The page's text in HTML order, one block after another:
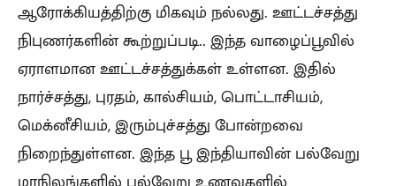
ஆரோக்கியத்திற்கு மிகவும் நல்லது. ஊட்டச்சத்து
நிபுணர்களின் கூற்றுப்படி.. இந்த வாழைப்பூவில்
ஏராளமான ஊட்டச்சத்துக்கள் உள்ளன. இதில்
நார்ச்சத்து, புரதம், கால்சியம், பொட்டாசியம்,
மெக்னீசியம், இரும்புச்சத்து போன்றவை
நிறைந்துள்ளன. இந்த பூ இந்தியாவின் பல்வேறு
மாநிலங்களில் பல்வேறு உணவுகளில்